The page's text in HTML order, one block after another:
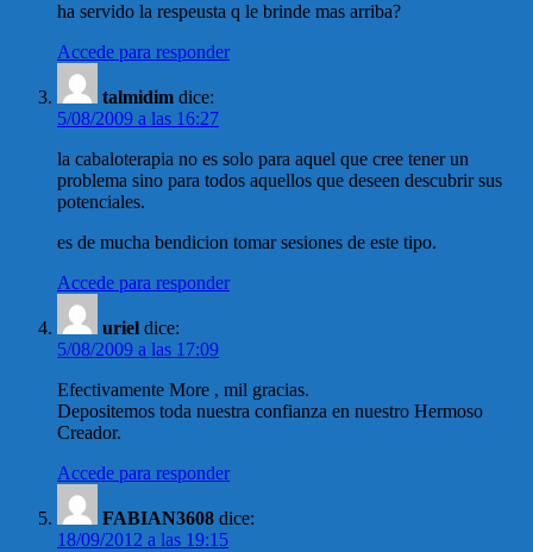
ha servido la respeusta q le brinde mas arriba?
Accede para responder
talmidim dice:
5/08/2009 a las 16:27
la cabaloterapia no es solo para aquel que cree tener un
problema sino para todos aquellos que deseen descubrir sus
potenciales.
es de mucha bendicion tomar sesiones de este tipo.
Accede para responder
uriel dice:
5/08/2009 a las 17:09
Efectivamente More , mil gracias.
Depositemos toda nuestra confianza en nuestro Hermoso
Creador.
Accede para responder
FABIAN3608 dice:
18/09/2012 a las 19:15